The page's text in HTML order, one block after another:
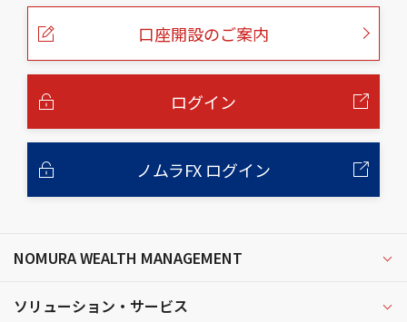
口座開設のご案内
ログイン
ノムラFX ログイン
NOMURA WEALTH MANAGEMENT
ソリューション・サービス